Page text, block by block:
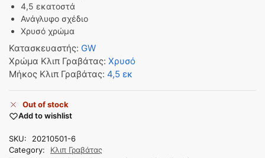
4,5 εκατοστά
Ανάγλυφο σχέδιο
Χρυσό χρώμα
Κατασκευαστής: GW
Χρώμα Κλιπ Γραβάτας: Χρυσό
Μήκος Κλιπ Γραβάτας: 4,5 εκ
Out of stock
Add to wishlist
SKU:
20210501-6
Category:
Κλιπ Γραβάτας